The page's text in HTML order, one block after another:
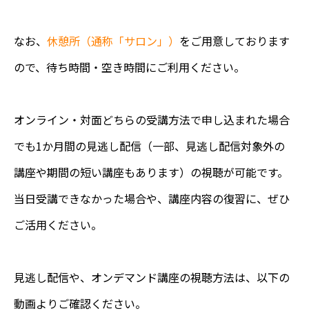
なお、 休憩所（通称「サロン」） をご用意しております
ので、待ち時間・空き時間にご利用ください。
オンライン・対面どちらの受講方法で申し込まれた場合
でも1か月間の見逃し配信（一部、見逃し配信対象外の
講座や期間の短い講座もあります）の視聴が可能です。
当日受講できなかった場合や、講座内容の復習に、ぜひ
ご活用ください。
見逃し配信や、オンデマンド講座の視聴方法は、以下の
動画よりご確認ください。